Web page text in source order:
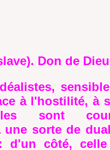
Don de
à l'hostilité, à
sont
une sorte de
d'un côté,